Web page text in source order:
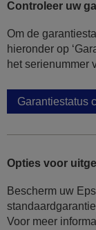
Controleer uw
Om de
hieronder op
het serienummer
Garantiestatus
Opties voor
Bescherm uw
Voor meer